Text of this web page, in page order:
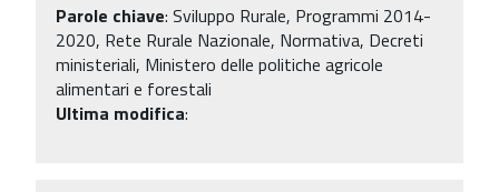
Parole chiave: Sviluppo Rurale, Programmi 2014-
2020, Rete Rurale Nazionale, Normativa, Decreti
ministeriali, Ministero delle politiche agricole
alimentari e forestali
Ultima modifica: